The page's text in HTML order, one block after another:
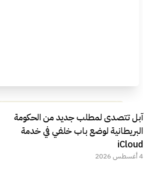
مراجعة شاملة لعملاق الألعاب
الجديد REDMAGIC 11 AIR
آبل تتصدى لمطلب جديد من الحكومة
البريطانية لوضع باب خلفي في خدمة
iCloud
4 أغسطس 2026